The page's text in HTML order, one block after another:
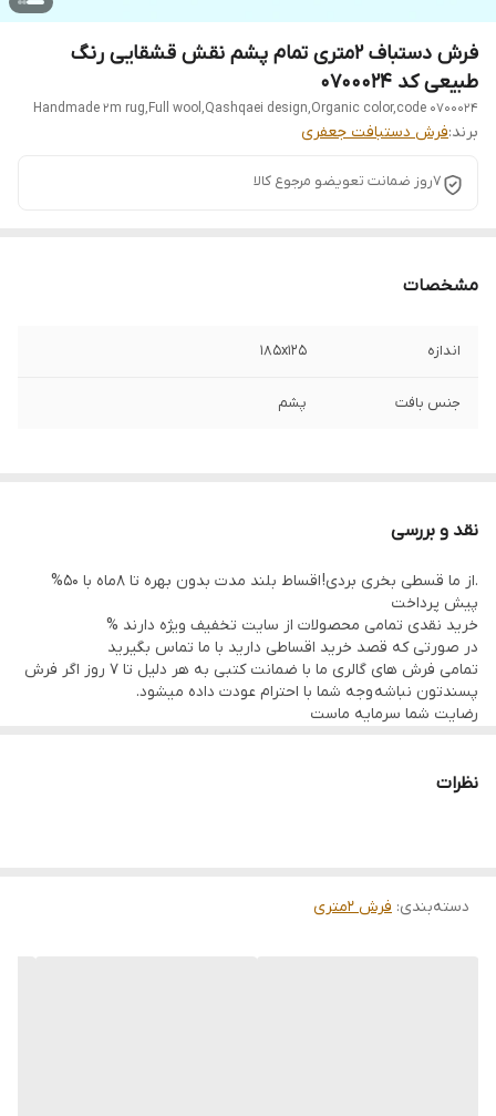
فرش دستباف 2متری تمام پشم نقش قشقایی رنگ
طبیعی کد 0700024
Handmade 2m rug,Full wool,Qashqaei design,Organic color,code 0700024
برند:فرش دستبافت جعفری
7روز ضمانت تعویضو مرجوع کالا
مشخصات
اندازه 185x125
جنس بافت پشم
نقد و بررسی
.از ما قسطی بخری بردی! اقساط بلند مدت بدون بهره تا 8ماه با 50%
پیش پرداخت
خرید نقدی تمامی محصولات از سایت تخفیف ویژه دارند %
در صورتی که قصد خرید اقساطی دارید با ما تماس بگیرید
تمامی فرش های گالری ما با ضمانت کتبی به هر دلیل تا 7 روز اگر فرش
پسندتون نباشه وجه شما با احترام عودت داده میشود.
رضایت شما سرمایه ماست
از فلسطین اشعالی) پذیرفته میشود
نظرات
دسته‌بندی: فرش 2متری